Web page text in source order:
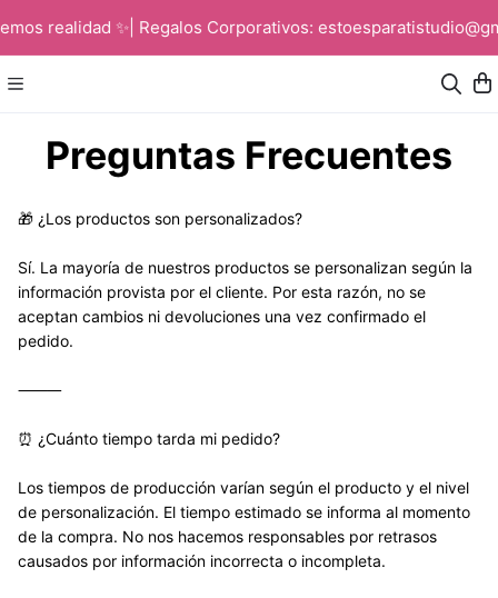
realidad ✨| Regalos Corporativos:
Preguntas Frecuentes
🎁 ¿Los productos son personalizados?
Sí. La mayoría de nuestros productos se personalizan según la
información provista por el cliente. Por esta razón, no se
aceptan cambios ni devoluciones una vez confirmado el
pedido.
⸻
⏰ ¿Cuánto tiempo tarda mi pedido?
Los tiempos de producción varían según el producto y el nivel
de personalización. El tiempo estimado se informa al momento
de la compra. No nos hacemos responsables por retrasos
causados por información incorrecta o incompleta.